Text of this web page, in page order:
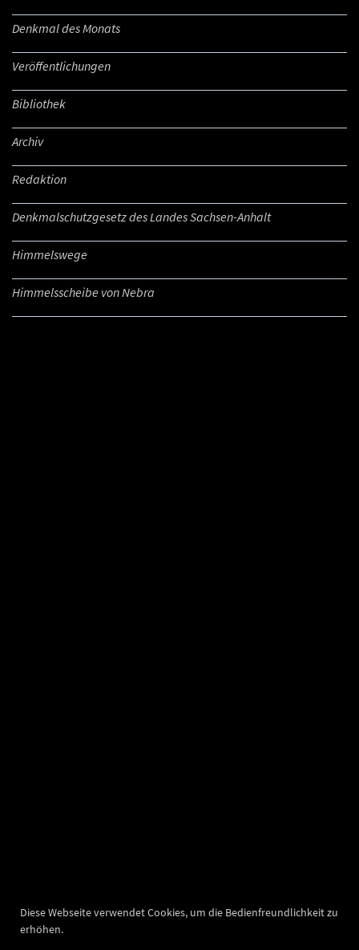
Diese Webseite verwendet Cookies, um die Bedienfreundlichkeit zu
erhöhen.
Denkmal des Monats
Veröffentlichungen
Bibliothek
Archiv
Redaktion
Denkmalschutzgesetz des Landes Sachsen-Anhalt
Himmelswege
Himmelsscheibe von Nebra